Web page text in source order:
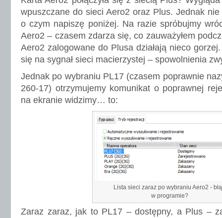
wpuszczane do sieci Aero2 oraz Plus. Jednak
o czym napiszę poniżej. Na razie spróbujmy
Aero2 – czasem zdarza się, co zauważyłem
Aero2 zalogowane do Plusa działają nieco
się na sygnał sieci macierzystej – spowolnienia
Jednak po wybraniu PL17 (czasem poprawnie
260-17) otrzymujemy komunikat o poprawnej
na ekranie widzimy… to:
Lista sieci zaraz po wybraniu Aero2 -
w programie?
Zaraz zaraz, jak to PL17 – dostępny, a Plus –